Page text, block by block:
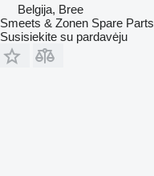
Belgija, Bree
Smeets & Zonen Spare Parts
Susisiekite su pardavėju